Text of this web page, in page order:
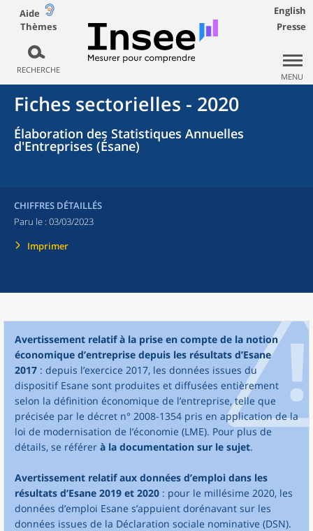
Aide
Thèmes
RECHERCHE
English
Presse
MENU
Fiches sectorielles - 2020
Élaboration des Statistiques Annuelles
d'Entreprises (Ésane)
CHIFFRES DÉTAILLÉS
Paru le : 03/03/2023
Imprimer
Avertissement relatif à la prise en compte de la notion
économique d’entreprise depuis les résultats d’Esane
2017 : depuis l’exercice 2017, les données issues du
dispositif Esane sont produites et diffusées entièrement
selon la définition économique de l’entreprise, telle que
précisée par le décret n° 2008-1354 pris en application de la
loi de modernisation de l’économie (LME). Pour plus de
détails, se référer à la documentation sur le sujet.
Avertissement relatif aux données d’emploi dans les
résultats d’Esane 2019 et 2020 : pour le millésime 2020, les
données d’emploi Esane s’appuient dorénavant sur les
données issues de la Déclaration sociale nominative (DSN).